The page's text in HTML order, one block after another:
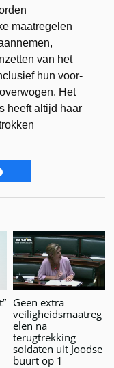
maatregelen
van het
hun voor-
Het
heeft altijd haar
Geen extra
veiligheidsmaatreg
elen na
terugtrekking
soldaten uit Joodse
buurt op 1